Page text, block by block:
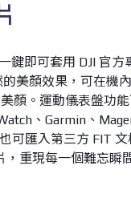
鍵即可套用 DJI 官
美顏效果，可在機
顏。運動儀表盤功能
、Garmin、
可匯入第三方 FIT
重現每一個難忘瞬